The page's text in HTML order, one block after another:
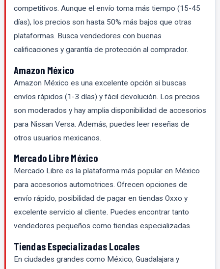
competitivos. Aunque el envío toma más tiempo (15-45
días), los precios son hasta 50% más bajos que otras
plataformas. Busca vendedores con buenas
calificaciones y garantía de protección al comprador.
Amazon México
Amazon México es una excelente opción si buscas
envíos rápidos (1-3 días) y fácil devolución. Los precios
son moderados y hay amplia disponibilidad de accesorios
para Nissan Versa. Además, puedes leer reseñas de
otros usuarios mexicanos.
Mercado Libre México
Mercado Libre es la plataforma más popular en México
para accesorios automotrices. Ofrecen opciones de
envío rápido, posibilidad de pagar en tiendas Oxxo y
excelente servicio al cliente. Puedes encontrar tanto
vendedores pequeños como tiendas especializadas.
Tiendas Especializadas Locales
En ciudades grandes como México, Guadalajara y